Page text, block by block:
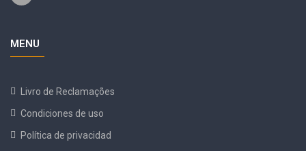
MENU
Livro de Reclamações
Condiciones de uso
Política de privacidad